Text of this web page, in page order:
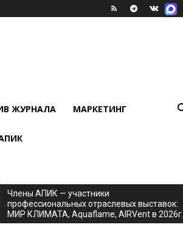
ЖУРНАЛА МАРКЕТИНГ
Члены АПИК — участники
профессиональных отраслевых выставок:
МИР КЛИМАТА, Aquaflame, AIRVent в 2026г.